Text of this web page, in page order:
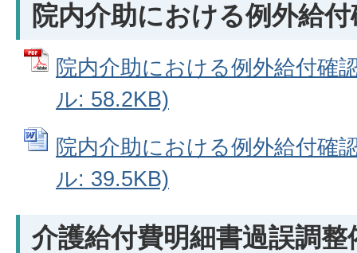
院内介助における例外給
院内介助における例外給付確
ル: 58.2KB)
院内介助における例外給付確
ル: 39.5KB)
介護給付費明細書過誤調整